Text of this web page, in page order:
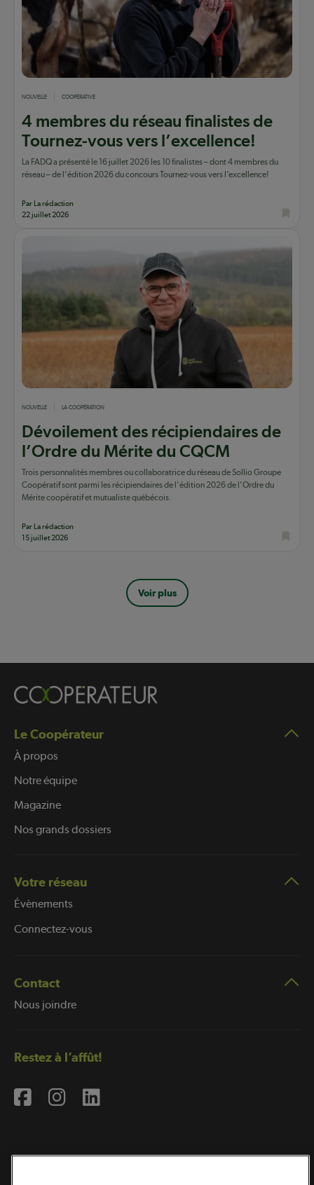
NOUVELLE COOPÉRATIVE
4 membres du réseau finalistes de
Tournez-vous vers l’excellence!
La FADQ a présenté le 16 juillet 2026 les 10 finalistes – dont 4 membres du
réseau – de l'édition 2026 du concours Tournez-vous vers l’excellence!
Par La rédaction
22 juillet 2026
NOUVELLE LA COOPÉRATION
Dévoilement des récipiendaires de
l’Ordre du Mérite du CQCM
Trois personnalités membres ou collaboratrice du réseau de Sollio Groupe
Coopératif sont parmi les récipiendaires de l'édition 2026 de l'Ordre du
Mérite coopératif et mutualiste québécois.
Par La rédaction
15 juillet 2026
Voir plus
Le Coopérateur
À propos
Notre équipe
Magazine
Nos grands dossiers
Votre réseau
Évènements
Connectez-vous
Contact
Nous joindre
Restez à l’affût!